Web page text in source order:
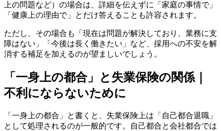
上の問題など）の場合は、詳細を伝えずに「家庭の事情で」
「健康上の理由で」とだけ答えることも許容されます。
ただし、その場合も「現在は問題が解決しており、業務に支
障はない」「今後は長く働きたい」など、採用への不安を解
消する補足を加えるのが望ましいでしょう。
「一身上の都合」と失業保険の関係｜
不利にならないために
「一身上の都合」と書くと、失業保険上は「自己都合退職」
として処理されるのが一般的です。自己都合と会社都合では